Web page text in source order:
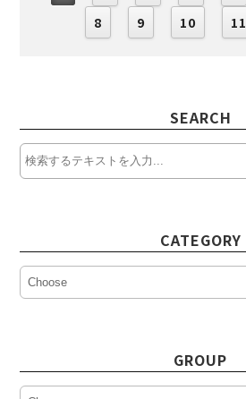
8
9 10 11
SEARCH
CATEGORY
GROUP